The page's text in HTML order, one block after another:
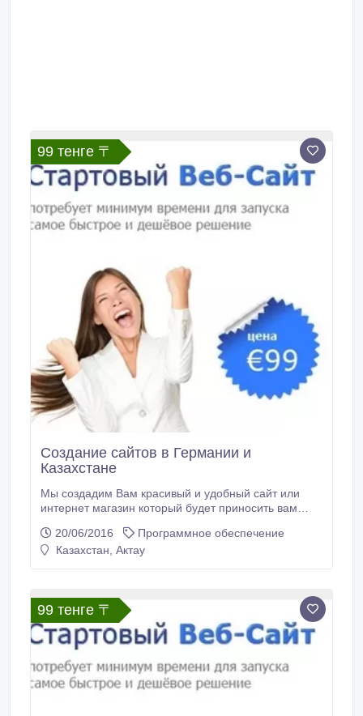
99 тенге 〒
Создание сайтов в Германии и
Казахстане
Мы создадим Вам красивый и удобный сайт или
интернет магазин который будет приносить вам
Профессиональное продвижение, сопровождение
сайтов, техническая поддержка.
20/06/2016
Программное обеспечение
Казахстан, Актау
99 тенге 〒